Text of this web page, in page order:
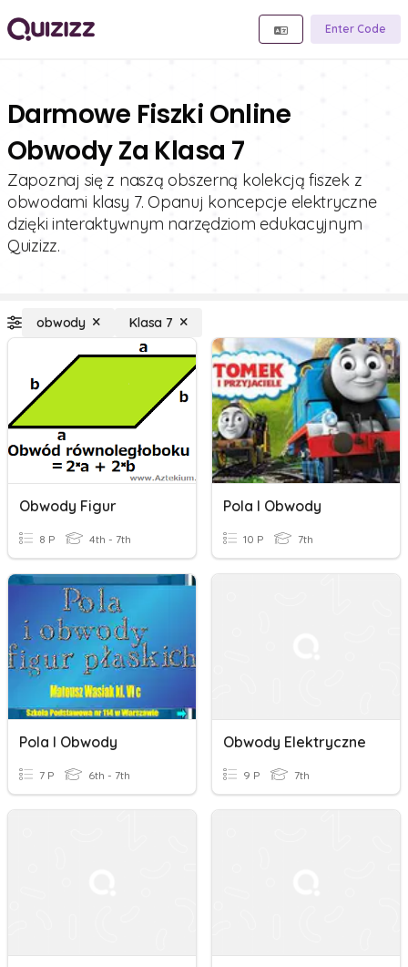
Enter Code
Darmowe Fiszki Online
Obwody Za Klasa 7
Zapoznaj się z naszą obszerną kolekcją fiszek z
obwodami klasy 7. Opanuj koncepcje elektryczne
dzięki interaktywnym narzędziom edukacyjnym
Quizizz.
obwody Klasa 7
Obwody Figur
8 P 4th - 7th
Pola I Obwody
10 P 7th
Pola I Obwody
7 P 6th - 7th
Obwody Elektryczne
9 P 7th